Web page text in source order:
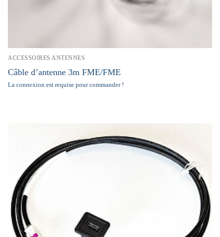
ACCESSOIRES ANTENNES
Câble d’antenne 3m FME/FME
La connexion est requise pour commander !